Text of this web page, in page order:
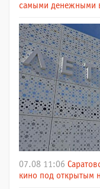
самыми денежными
07.08 11:06
кино под открытым